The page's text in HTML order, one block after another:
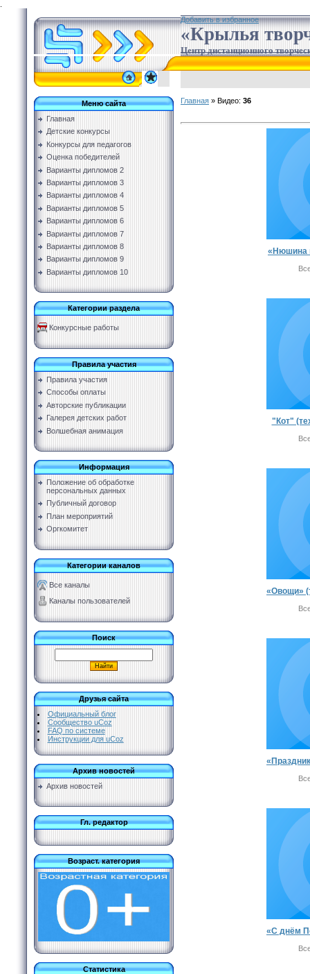
Добавить в избранное
«Крылья
Центр дистанционного
Меню сайта
Главная
Детские конкурсы
Конкурсы для педагогов
Оценка победителей
Варианты дипломов 2
Варианты дипломов 3
Варианты дипломов 4
Варианты дипломов 5
Варианты дипломов 6
Варианты дипломов 7
Варианты дипломов 8
Варианты дипломов 9
Варианты дипломов 10
Категории раздела
Конкурсные работы
Правила участия
Правила участия
Способы оплаты
Авторские публикации
Галерея детских работ
Волшебная анимация
Информация
Положение об обработке
персональных данных
Публичный договор
План мероприятий
Оргкомитет
Категории каналов
Все каналы
Каналы пользователей
Поиск
Друзья сайта
Официальный блог
Сообщество uCoz
FAQ по системе
Инструкции для uCoz
Архив новостей
Архив новостей
Гл. редактор
Возраст. категория
Статистика
Главная » Видео: 36
«Нюшина
"Кот"